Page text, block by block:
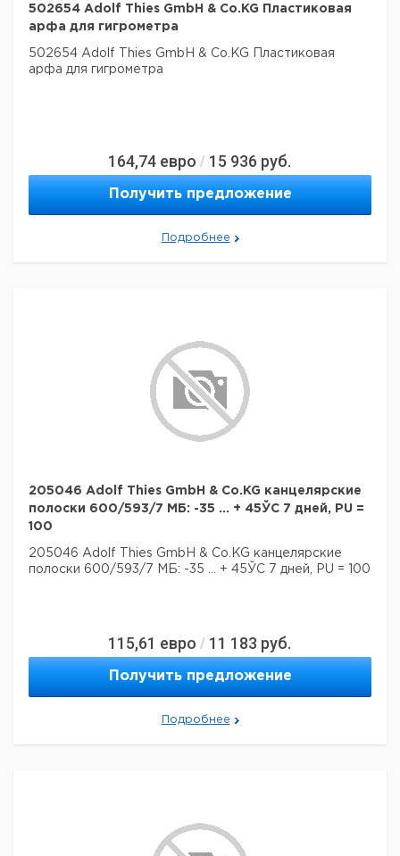
502654 Adolf Thies GmbH & Co.KG Пластиковая
арфа для гигрометра
502654 Adolf Thies GmbH & Co.KG Пластиковая
арфа для гигрометра
164,74 евро / 15 936 руб.
Получить предложение
Подробнее
205046 Adolf Thies GmbH & Co.KG канцелярские
полоски 600/593/7 МБ: -35 ... + 45ЎC 7 дней, PU =
100
205046 Adolf Thies GmbH & Co.KG канцелярские
полоски 600/593/7 МБ: -35 ... + 45ЎC 7 дней, PU = 100
115,61 евро / 11 183 руб.
Получить предложение
Подробнее